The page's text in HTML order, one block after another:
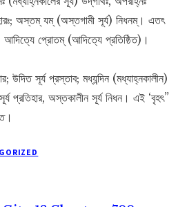
অস্তম্ যম্ (অস্তগামী সূর্য) নিধনম্। এতৎ
প্রোতম্ (আদিত্যে প্রতিষ্ঠিত)।
উদিত সূর্য প্রস্তাব; মধ্যন্দিন (মধ্যাহ্নকালীন)
প্রতিহার, অস্তকালীন সূর্য নিধন। এই ‘বৃহৎ”